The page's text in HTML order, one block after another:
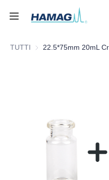
TUTTI
Home